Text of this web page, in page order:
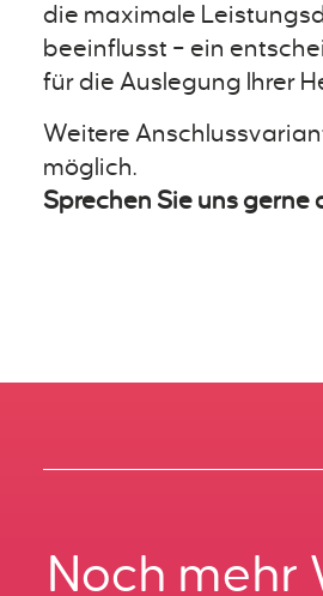
die maximale
beeinflusst – ein
für die Auslegung Ihrer
Weitere
möglich.
Sprechen Sie uns gerne
Noch mehr